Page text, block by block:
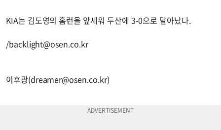
KIA는 김도영의 홈런을 앞세워 두산에 3-0으로 달아났다.
/backlight@osen.co.kr
이후광(dreamer@osen.co.kr)